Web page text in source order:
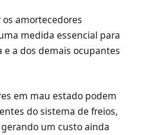
amortecedores
medida essencial para
a dos demais ocupantes
em mau estado podem
do sistema de freios,
um custo ainda